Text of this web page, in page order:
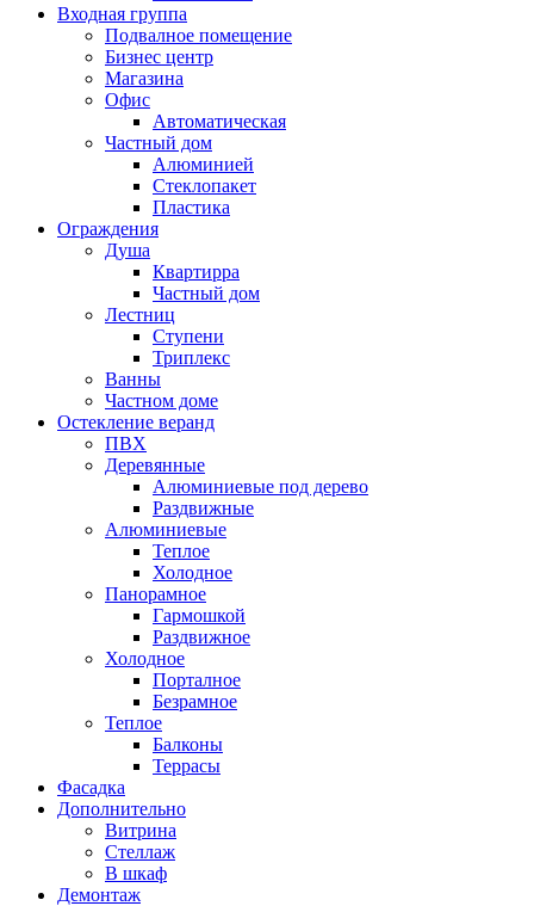
Входная группа
Подвалное помещение
Бизнес центр
Магазина
Офис
Автоматическая
Частный дом
Алюминией
Стеклопакет
Пластика
Ограждения
Душа
Квартирра
Частный дом
Лестниц
Ступени
Триплекс
Ванны
Частном доме
Остекление веранд
ПВХ
Деревянные
Алюминиевые под дерево
Раздвижные
Алюминиевые
Теплое
Холодное
Панорамное
Гармошкой
Раздвижное
Холодное
Порталное
Безрамное
Теплое
Балконы
Террасы
Фасадка
Дополнительно
Витрина
Стеллаж
В шкаф
Демонтаж